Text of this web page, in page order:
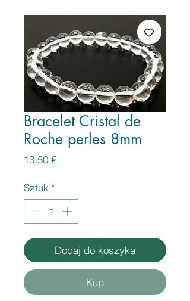
Bracelet Cristal de
Roche perles 8mm
13,50 €Cena
Sztuk *
Dodaj do koszyka
Kup